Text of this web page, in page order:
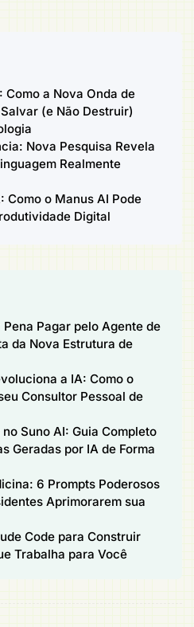
Como a Nova Onda de
(e Não Destruir)
Nova Pesquisa Revela
Realmente
Como o Manus AI Pode
Digital
Pena Pagar pelo Agente de
da Nova Estrutura de
a IA: Como o
Consultor Pessoal de
Suno AI: Guia Completo
Geradas por IA de Forma
6 Prompts Poderosos
Aprimorarem sua
Code para Construir
Trabalha para Você